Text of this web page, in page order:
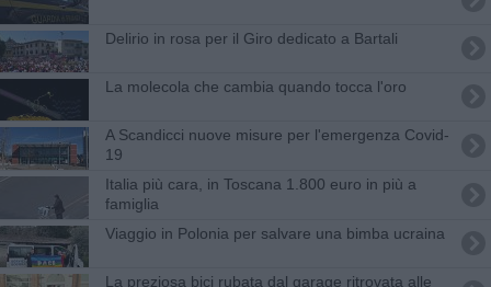
Delirio in rosa per il Giro dedicato a Bartali
La molecola che cambia quando tocca l'oro
A Scandicci nuove misure per l'emergenza Covid-
19
Italia più cara, in Toscana 1.800 euro in più a
famiglia
Viaggio in Polonia per salvare una bimba ucraina
La preziosa bici rubata dal garage ritrovata alle